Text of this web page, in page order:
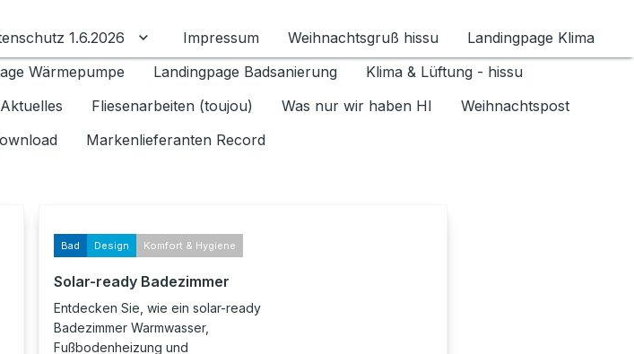
für Ratgeber umschalten
1.6.2026 Untermenü für Datenschutz 1.6.2026 umschalten
Impressum Weihnachtsgruß hissu
Landingpage Klima
Wärmepumpe Landingpage Badsanierung
Klima & Lüftung - hissu
Aktuelles Fliesenarbeiten (toujou) Was nur wir haben HI
Weihnachtspost
Markenlieferanten Record
Bad Design Komfort & Hygiene
Solar-ready Badezimmer
Entdecken Sie, wie ein solar-ready
Badezimmer Warmwasser,
Fußbodenheizung und